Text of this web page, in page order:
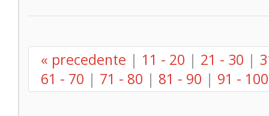
« precedente | 11 - 20 | 21 - 30 |
61 - 70 | 71 - 80 | 81 - 90 | 91 - 100